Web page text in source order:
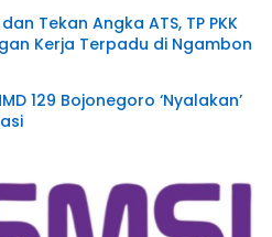
Tekan Angka ATS, TP PKK
Kerja Terpadu di Ngambon
129 Bojonegoro ‘Nyalakan’